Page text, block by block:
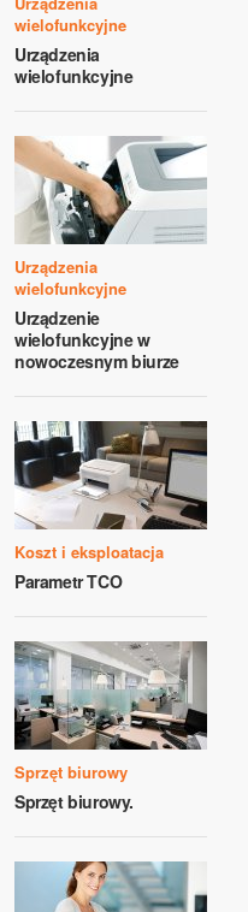
wielofunkcyjne
Urządzenia
wielofunkcyjne
Urządzenia
wielofunkcyjne
Urządzenie
wielofunkcyjne w
nowoczesnym biurze
Koszt i eksploatacja
Parametr TCO
Sprzęt biurowy
Sprzęt biurowy.